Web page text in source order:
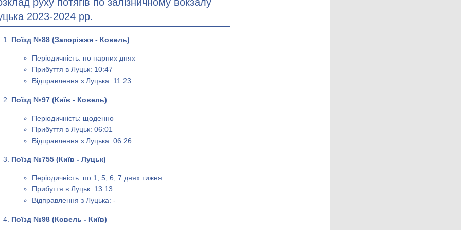
2023-2024 рр.
Поїзд №88 (Запоріжжя - Ковель)
Періодичність: по парних днях
Прибуття в Луцьк: 10:47
Відправлення з Луцька: 11:23
Поїзд №97 (Київ - Ковель)
Періодичність: щоденно
Прибуття в Луцьк: 06:01
Відправлення з Луцька: 06:26
Поїзд №755 (Київ - Луцьк)
Періодичність: по 1, 5, 6, 7 днях тижня
Прибуття в Луцьк: 13:13
Відправлення з Луцька: -
Поїзд №98 (Ковель - Київ)